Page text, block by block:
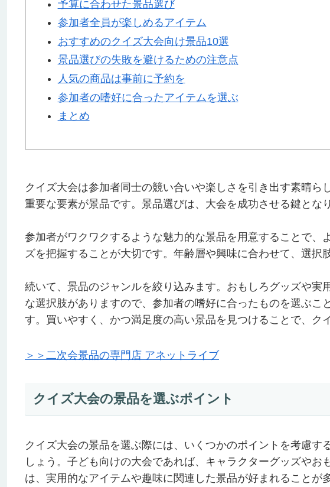
予算に合わせた景品選び
参加者全員が楽しめるアイテム
おすすめのクイズ大会向け景品10選
景品選びの失敗を避けるための注意点
人気の商品は事前に予約を
参加者の嗜好に合ったアイテムを選ぶ
まとめ
クイズ大会は参加者同士の競い合いや楽しさを引き出す素晴
重要な要素が景品です。景品選びは、大会を成功させる鍵とな
参加者がワクワクするような魅力的な景品を用意することで
ズを把握することが大切です。年齢層や興味に合わせて、選択
続いて、景品のジャンルを絞り込みます。おもしろグッズや
な選択肢がありますので、参加者の嗜好に合ったものを選ぶ
す。買いやすく、かつ満足度の高い景品を見つけることで、ク
＞＞二次会景品の専門店 アネットライブ
クイズ大会の景品を選ぶポイント
クイズ大会の景品を選ぶ際には、いくつかのポイントを考慮
しょう。子ども向けの大会であれば、キャラクターグッズや
は、実用的なアイテムや趣味に関連した景品が好まれることが